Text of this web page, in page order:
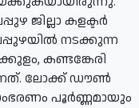
ജില്ലാ കളക്ടർ
നടക്കുന്ന
കണ്ടങ്കേരി
ലോക്ക് ഡൗണ്‍
പൂര്‍ണ്ണമായും